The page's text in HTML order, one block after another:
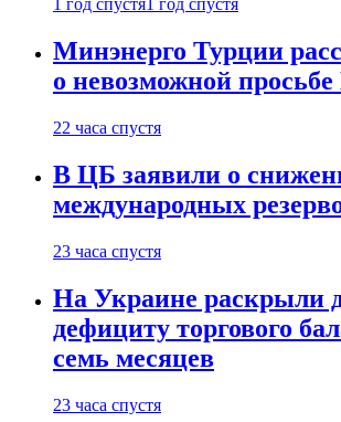
1 год спустя 1 год спустя
Минэнерго Турции
о невозможной
22 часа спустя
В ЦБ заявили о
международных
23 часа спустя
На Украине раскрыли
дефициту торгового
семь месяцев
23 часа спустя